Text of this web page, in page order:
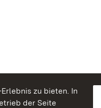
zu bieten. In
der Seite